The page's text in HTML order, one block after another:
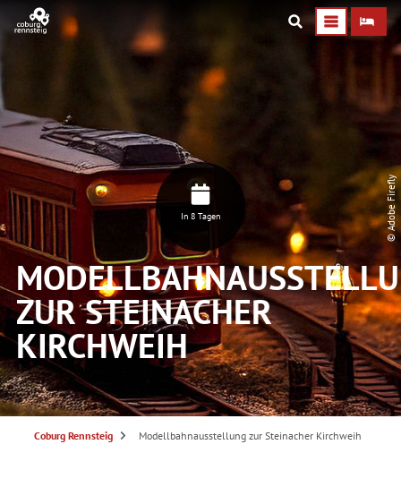
© Adobe Firefly
In 8 Tagen
ZUR STEINACHER
KIRCHWEIH
S
Coburg Rennsteig Modellbahnausstellung zur Steinacher Kirchweih